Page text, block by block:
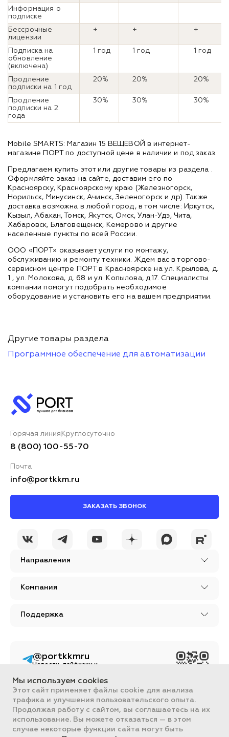
Информация о
подписке
Бессрочные
лицензии
+ + +
Подписка на
обновление
(включена)
1 год 1 год 1 год
Продление
подписки на 1 год
20% 20% 20%
Продление
подписки на 2
года
30% 30% 30%
Mobile SMARTS: Магазин 15 ВЕЩЕВОЙ в интернет-
магазине ПОРТ по доступной цене в наличии и под заказ.
Предлагаем купить этот или другие товары из раздела .
Оформляйте заказ на сайте, доставим его по
Красноярску, Красноярскому краю (Железногорск,
Норильск, Минусинск, Ачинск, Зеленогорск и др). Также
доставка возможна в любой город, в том числе: Иркутск,
Кызыл, Абакан, Томск, Якутск, Омск, Улан-Удэ, Чита,
Хабаровск, Благовещенск, Кемерово и другие
населенные пункты по всей России.
ООО «ПОРТ» оказывает услуги по монтажу,
обслуживанию и ремонту техники. Ждем вас в торгово-
сервисном центре ПОРТ в Красноярске на ул. Крылова, д.
1 , ул. Молокова, д. 68 и ул. Копылова, д.17. Специалисты
компании помогут подобрать необходимое
оборудование и установить его на вашем предприятии.
Другие товары раздела
Программное обеспечение для автоматизации
Направления
Компания
Поддержка
Горячая линия Круглосуточно
8 (800) 100-55-70
Почта
info@portkkm.ru
ЗАКАЗАТЬ ЗВОНОК
Вся информация, размещенная на сайте, носит ознакомительный
характер и не является публичной офертой, определяемой
положениями Статьи 437 ГК РФ.
Все цены на сайте указаны с НДС. ООО "ПОРТ" ИНН 2461018892,
ОГРН 1022401953496
@portkkmru
Новости, лайфхаки и
контент PORT - бизнес
портал
Мы используем cookies
Этот сайт применяет файлы cookie для анализа
трафика и улучшения пользовательского опыта.
Продолжая работу с сайтом, вы соглашаетесь на их
использование. Вы можете отказаться — в этом
случае некоторые функции сайта могут быть